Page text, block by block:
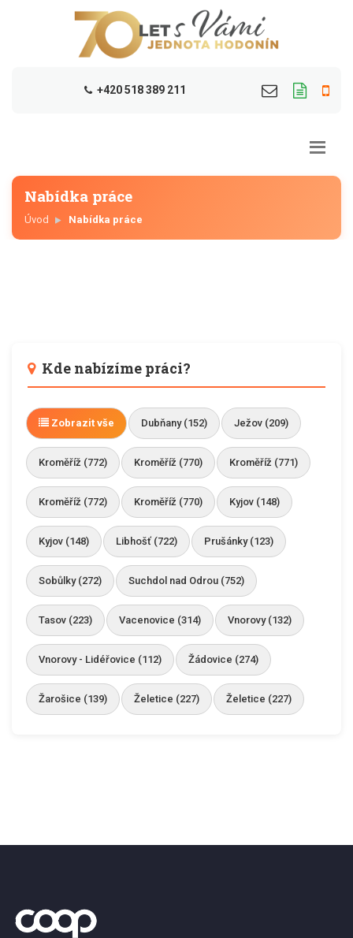
+420 518 389 211
Nabídka práce
Úvod Nabídka práce
Kde nabízíme práci?
Zobrazit vše Dubňany (152) Ježov (209)
Kroměříž (772) Kroměříž (770) Kroměříž (771)
Kroměříž (772) Kroměříž (770) Kyjov (148)
Kyjov (148) Libhošť (722) Prušánky (123)
Sobůlky (272) Suchdol nad Odrou (752)
Tasov (223) Vacenovice (314) Vnorovy (132)
Vnorovy - Lidéřovice (112) Žádovice (274)
Žarošice (139) Želetice (227) Želetice (227)